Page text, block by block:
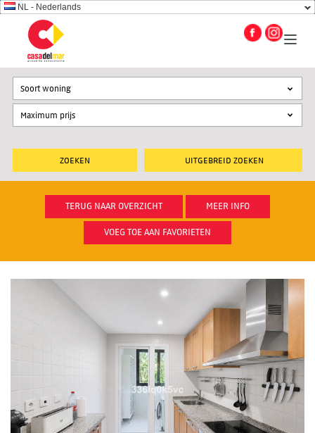
NL - Nederlands
UITGEBREID ZOEKEN
Soort woning
TERUG NAAR OVERZICHT MEER INFO
VOEG TOE AAN FAVORIETEN